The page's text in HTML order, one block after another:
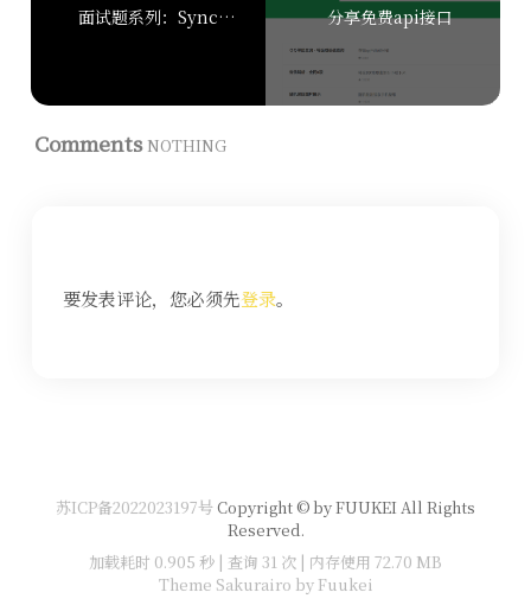
面试题系列：Synchronized 和 ReentrantLock 的实现原理是什么？它们有什么区别？ 分享免费api接口
Comments NOTHING
要发表评论，您必须先登录。
苏ICP备2022023197号Copyright © by FUUKEI All Rights
Reserved.
加载耗时 0.905 秒 | 查询 31 次 | 内存使用 72.70 MB
Theme Sakurairo by Fuukei